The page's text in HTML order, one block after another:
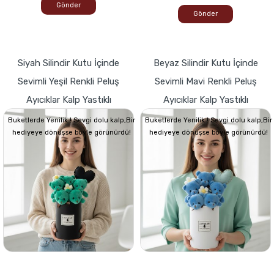
Gönder
Gönder
Siyah Silindir Kutu İçinde
Sevimli Yeşil Renkli Peluş
Ayıcıklar Kalp Yastıklı
Buketlerde Yenilik ! Sevgi dolu kalp,Bir
hediyeye dönüşse böyle görünürdü!
Beyaz Silindir Kutu İçinde
Sevimli Mavi Renkli Peluş
Ayıcıklar Kalp Yastıklı
Buketlerde Yenilik ! Sevgi dolu kalp,Bir
hediyeye dönüşse böyle görünürdü!